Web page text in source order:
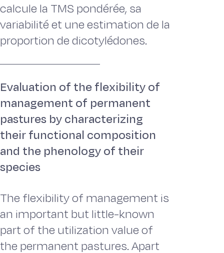
calcule la TMS pondérée, sa
variabilité et une estimation de la
proportion de dicotylédones.
Evaluation of the flexibility of
management of permanent
pastures by characterizing
their functional composition
and the phenology of their
species
The flexibility of management is
an important but little-known
part of the utilization value of
the permanent pastures. Apart